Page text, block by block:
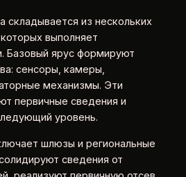
складывается из нескольких
выполняет
Базовый ярус формируют
сенсоры, камеры,
механизмы. Эти
первичные сведения и
уровень.
шлюзы и региональные
сведения от